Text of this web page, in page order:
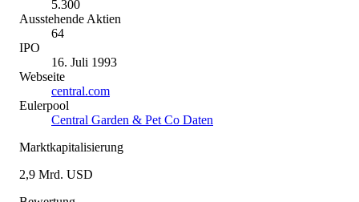
5.300
Ausstehende Aktien
64
IPO
16. Juli 1993
Webseite
central.com
Eulerpool
Central Garden & Pet Co Daten
Marktkapitalisierung
2,9 Mrd. USD